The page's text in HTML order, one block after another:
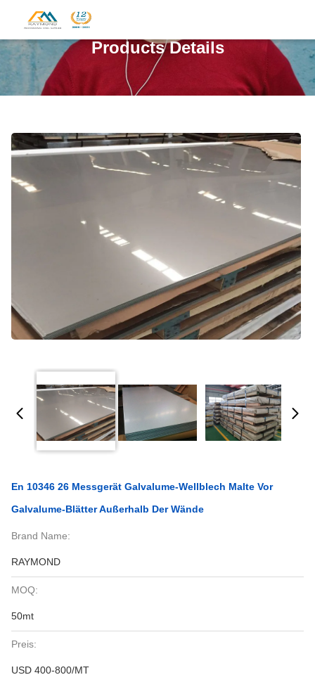
Products Details
En 10346 26 Messgerät Galvalume-Wellblech Malte Vor
Galvalume-Blätter Außerhalb Der Wände
Brand Name:
RAYMOND
MOQ:
50mt
Preis:
USD 400-800/MT